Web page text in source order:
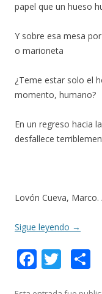
papel que un hueso
Y sobre esa mesa
o marioneta
¿Teme estar solo el
momento, humano?
En un regreso hacia
desfallece
Lovón Cueva, Marco.
Sigue leyendo →
F T